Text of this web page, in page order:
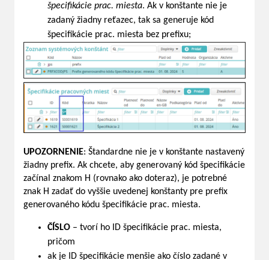
špecifikácie prac. miesta. Ak v konštante nie je
zadaný žiadny reťazec, tak sa generuje kód
špecifikácie prac. miesta bez prefixu;
UPOZORNENIE: Štandardne nie je v konštante nastavený
žiadny prefix. Ak chcete, aby generovaný kód špecifikácie
začínal znakom H (rovnako ako doteraz), je potrebné
znak H zadať do vyššie uvedenej konštanty pre prefix
generovaného kódu špecifikácie prac. miesta.
ČÍSLO – tvorí ho ID špecifikácie prac. miesta,
pričom
ak je ID špecifikácie menšie ako číslo zadané v